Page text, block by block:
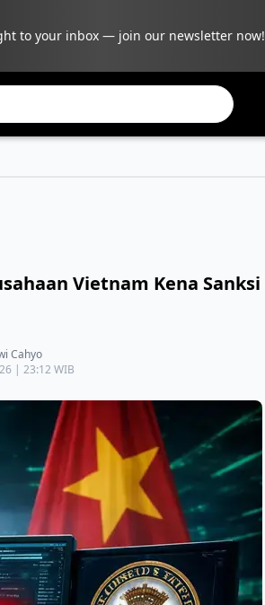
to your inbox — join our newsletter now!
Vietnam Kena Sanksi
Cahyo
| 23:12 WIB